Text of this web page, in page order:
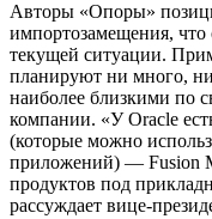
Авторы «Опоры»
импортозамещения, что
текущей ситуации.
планируют ни много,
наиболее близкими по
компании. «У Оracle
(которые можно
приложений) — Fusion
продуктов под
рассуждает вице-